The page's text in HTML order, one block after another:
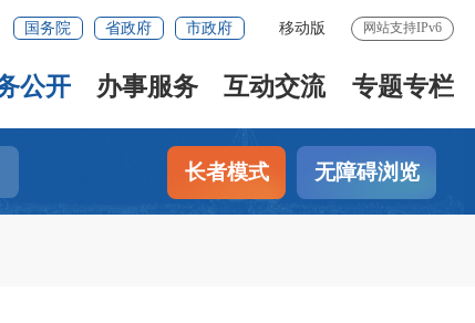
国务院 省政府 市政府 移动版 网站支持IPv6
公开 办事服务 互动交流 专题专栏
长者模式 无障碍浏览